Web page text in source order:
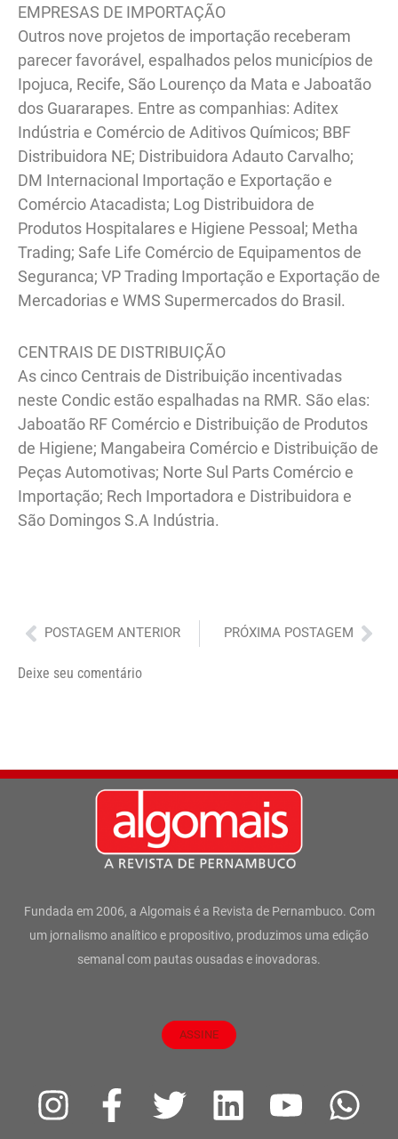
EMPRESAS DE IMPORTAÇÃO
Outros nove projetos de importação receberam
parecer favorável, espalhados pelos municípios de
Ipojuca, Recife, São Lourenço da Mata e Jaboatão
dos Guararapes. Entre as companhias: Aditex
Indústria e Comércio de Aditivos Químicos; BBF
Distribuidora NE; Distribuidora Adauto Carvalho;
DM Internacional Importação e Exportação e
Comércio Atacadista; Log Distribuidora de
Produtos Hospitalares e Higiene Pessoal; Metha
Trading; Safe Life Comércio de Equipamentos de
Seguranca; VP Trading Importação e Exportação de
Mercadorias e WMS Supermercados do Brasil.
CENTRAIS DE DISTRIBUIÇÃO
As cinco Centrais de Distribuição incentivadas
neste Condic estão espalhadas na RMR. São elas:
Jaboatão RF Comércio e Distribuição de Produtos
de Higiene; Mangabeira Comércio e Distribuição de
Peças Automotivas; Norte Sul Parts Comércio e
Importação; Rech Importadora e Distribuidora e
São Domingos S.A Indústria.
Anterior
POSTAGEM ANTERIOR PRÓXIMA POSTAGEM
Deixe seu comentário
Fundada em 2006, a Algomais é a Revista de Pernambuco. Com
um jornalismo analítico e propositivo, produzimos uma edição
semanal com pautas ousadas e inovadoras.
ASSINE
I
F
T
L
Y
W